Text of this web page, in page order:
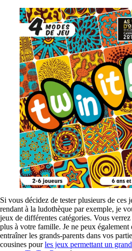
Si vous décidez de tester plusieurs de ces
rendant à la ludothèque par exemple, je
jeux de différentes catégories. Vous
plus à votre famille. Je ne peux également
entraîner les grands-parents dans vos
cousines pourles jeux permettant un